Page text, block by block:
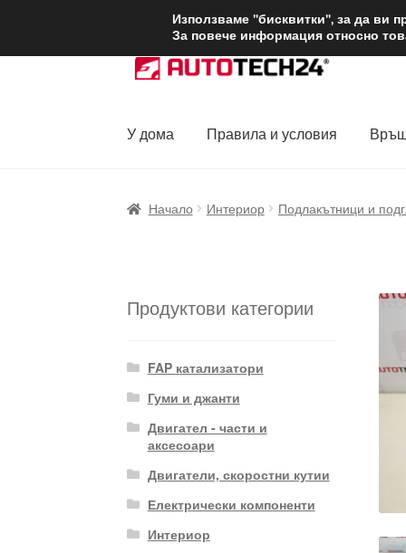
ДОСТАВКА от
Skip
to
Skip
to
У дома
Правила и условия
Начало Интериор Подлакътници и
Продуктови категории
FAP катализатори
Гуми и джанти
Двигател - части и
аксесоари
Двигатели, скоростни кутии
Електрически компоненти
Интериор
Използваме "бисквитки", за да ви
За повече информация относно